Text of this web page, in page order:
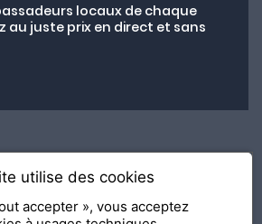
locaux de chaque
au juste prix en direct et sans
lemeilleurchezvous.com
utilise des cookies
accepter », vous acceptez